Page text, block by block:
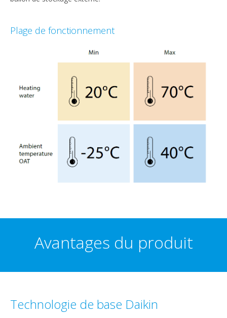
Plage de fonctionnement
Avantages du produit
Technologie de base Daikin